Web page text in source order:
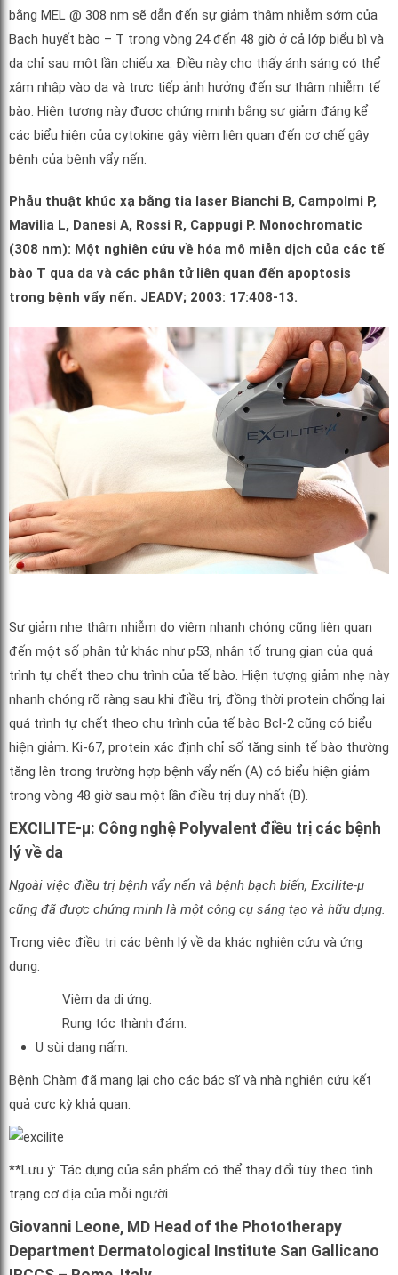
bằng MEL @ 308 nm sẽ dẫn đến sự giảm thâm nhiễm sớm của
Bạch huyết bào – T trong vòng 24 đến 48 giờ ở cả lớp biểu bì và
da chỉ sau một lần chiếu xạ. Điều này cho thấy ánh sáng có thể
xâm nhập vào da và trực tiếp ảnh hưởng đến sự thâm nhiễm tế
bào. Hiện tượng này được chứng minh bằng sự giảm đáng kể
các biểu hiện của cytokine gây viêm liên quan đến cơ chế gây
bệnh của bệnh vẩy nến.
Phẫu thuật khúc xạ bằng tia laser Bianchi B, Campolmi P,
Mavilia L, Danesi A, Rossi R, Cappugi P. Monochromatic
(308 nm): Một nghiên cứu về hóa mô miễn dịch của các tế
bào T qua da và các phân tử liên quan đến apoptosis
trong bệnh vẩy nến. JEADV; 2003: 17:408-13.
Sự giảm nhẹ thâm nhiễm do viêm nhanh chóng cũng liên quan
đến một số phân tử khác như p53, nhân tố trung gian của quá
trình tự chết theo chu trình của tế bào. Hiện tượng giảm nhẹ này
nhanh chóng rõ ràng sau khi điều trị, đồng thời protein chống lại
quá trình tự chết theo chu trình của tế bào Bcl-2 cũng có biểu
hiện giảm. Ki-67, protein xác định chỉ số tăng sinh tế bào thường
tăng lên trong trường hợp bệnh vẩy nến (A) có biểu hiện giảm
trong vòng 48 giờ sau một lần điều trị duy nhất (B).
EXCILITE-µ: Công nghệ Polyvalent điều trị các bệnh
lý về da
Ngoài việc điều trị bệnh vẩy nến và bệnh bạch biến, Excilite-μ
cũng đã được chứng minh là một công cụ sáng tạo và hữu dụng.
Trong việc điều trị các bệnh lý về da khác nghiên cứu và ứng
dụng:
Viêm da dị ứng.
Rụng tóc thành đám.
U sùi dạng nấm.
Bệnh Chàm đã mang lại cho các bác sĩ và nhà nghiên cứu kết
quả cực kỳ khả quan.
**Lưu ý: Tác dụng của sản phẩm có thể thay đổi tùy theo tình
trạng cơ địa của mỗi người.
Giovanni Leone, MD Head of the Phototherapy
Department Dermatological Institute San Gallicano